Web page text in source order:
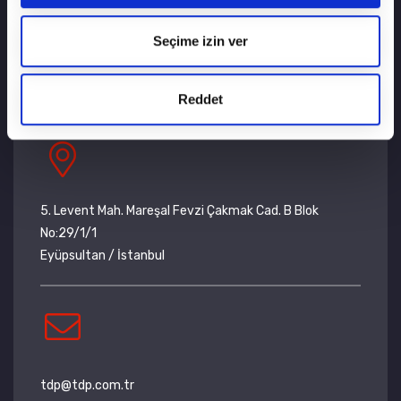
Seçime izin ver
Reddet
Bize Ulaşın
5. Levent Mah. Mareşal Fevzi Çakmak Cad. B Blok
No:29/1/1
Eyüpsultan / İstanbul
tdp@tdp.com.tr